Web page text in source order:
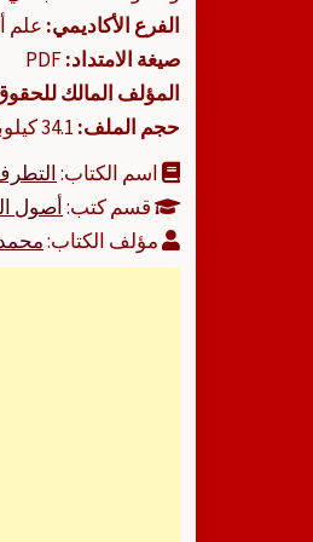
الفرع الأكاديمي: علم
صيغة الامتداد:
المؤلف المالك
حجم الملف:
اسم الكتاب:
قسم كتب:أصول
مؤلف الكتاب: